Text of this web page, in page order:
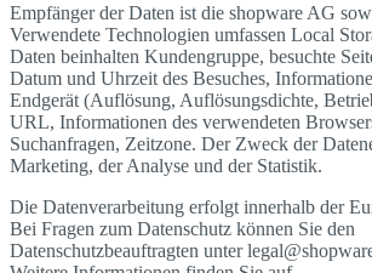
Empfänger der Daten ist die shopware AG
Verwendete Technologien umfassen Local
Daten beinhalten Kundengruppe, besuchte
Datum und Uhrzeit des Besuches,
Endgerät (Auflösung, Auflösungsdichte,
URL, Informationen des verwendeten
Suchanfragen, Zeitzone. Der Zweck der
Marketing, der Analyse und der Statistik.
Die Datenverarbeitung erfolgt innerhalb der
Bei Fragen zum Datenschutz können Sie den
Datenschutzbeauftragten unter